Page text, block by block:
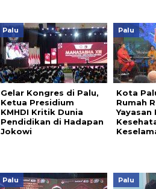
Palu
Gelar Kongres di Palu,
Ketua Presidium
KMHDI Kritik Dunia
Pendidikan di Hadapan
Jokowi
Palu
Kota
Rumah
Yayasan
Palu Palu